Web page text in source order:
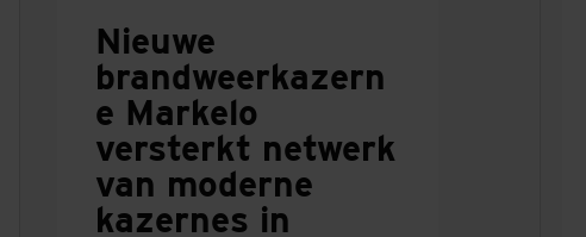
Nieuwe
brandweerkazern
e Markelo
versterkt netwerk
van moderne
kazernes in